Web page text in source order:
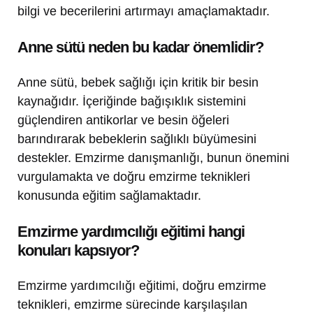
bilgi ve becerilerini artırmayı amaçlamaktadır.
Anne sütü neden bu kadar önemlidir?
Anne sütü, bebek sağlığı için kritik bir besin
kaynağıdır. İçeriğinde bağışıklık sistemini
güçlendiren antikorlar ve besin öğeleri
barındırarak bebeklerin sağlıklı büyümesini
destekler. Emzirme danışmanlığı, bunun önemini
vurgulamakta ve doğru emzirme teknikleri
konusunda eğitim sağlamaktadır.
Emzirme yardımcılığı eğitimi hangi
konuları kapsıyor?
Emzirme yardımcılığı eğitimi, doğru emzirme
teknikleri, emzirme sürecinde karşılaşılan